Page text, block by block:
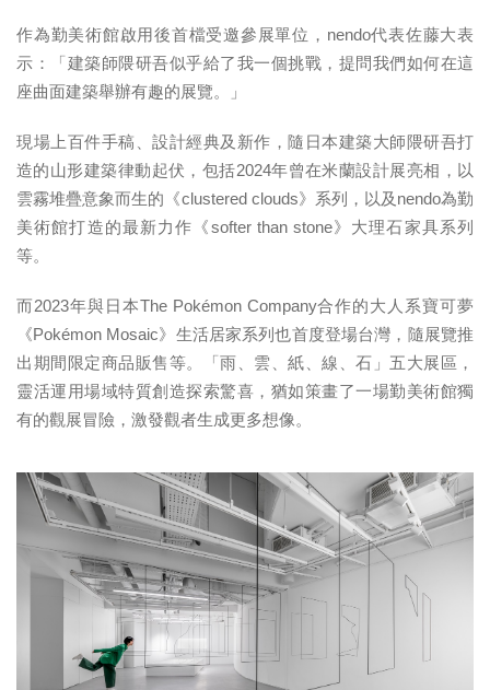
作為勤美術館啟用後首檔受邀參展單位，nendo代表佐藤大表
示：「建築師隈研吾似乎給了我一個挑戰，提問我們如何在這
座曲面建築舉辦有趣的展覽。」
現場上百件手稿、設計經典及新作，隨日本建築大師隈研吾打
造的山形建築律動起伏，包括2024年曾在米蘭設計展亮相，以
雲霧堆疊意象而生的《clustered clouds》系列，以及nendo為勤
美術館打造的最新力作《softer than stone》大理石家具系列
等。
而2023年與日本The Pokémon Company合作的大人系寶可夢
《Pokémon Mosaic》生活居家系列也首度登場台灣，隨展覽推
出期間限定商品販售等。「雨、雲、紙、線、石」五大展區，
靈活運用場域特質創造探索驚喜，猶如策畫了一場勤美術館獨
有的觀展冒險，激發觀者生成更多想像。